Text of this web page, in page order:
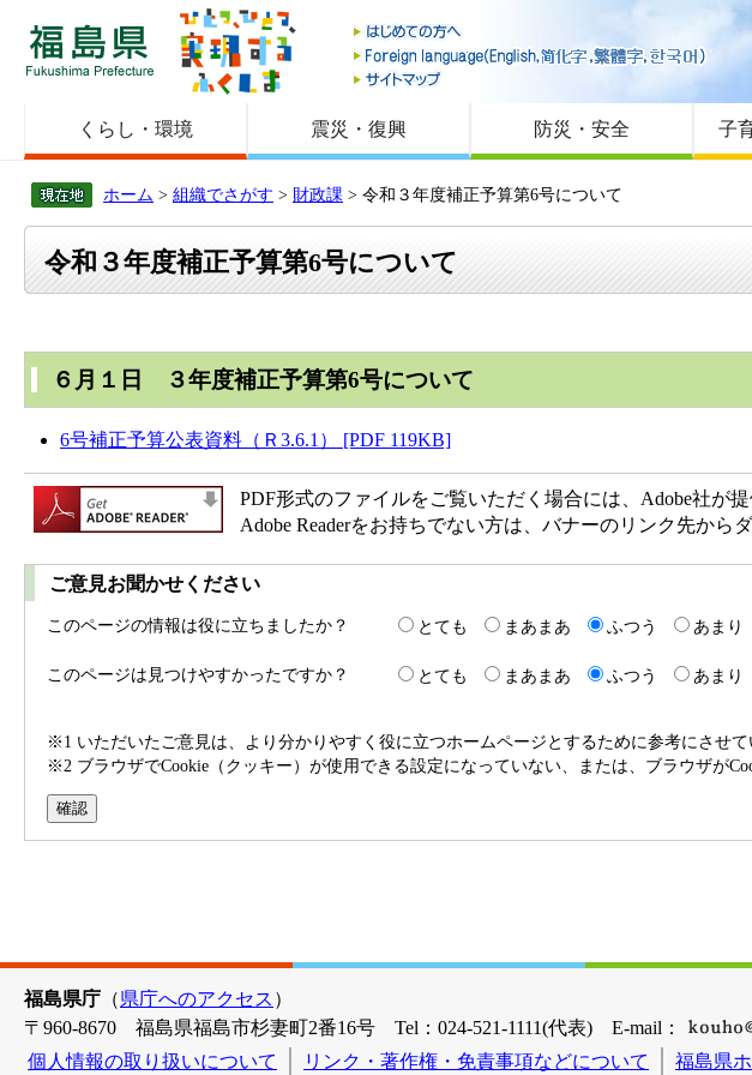
福島県
は
サイ
くらし・環境 震災・復興 防災・安全 子
ホーム > 組織でさがす > 財政課 > 令和３年度補正予算第6号について
令和３年度補正予算第6号について
６月１日 ３年度補正予算第6号について
6号補正予算公表資料（Ｒ3.6.1） [PDF 119KB]
PDF形式のファイルをご覧いただく場合には、Adobe社が提
Adobe Readerをお持ちでない方は、バナーのリンク先から
ご意見お聞かせください
このページの情報は役に立ちましたか？ とても まあまあ ふつう あまり
このページは見つけやすかったですか？
とても まあまあ ふつう あまり
※1 いただいたご意見は、より分かりやすく役に立つホームページとするために参考にさせ
※2 ブラウザでCookie（クッキー）が使用できる設定になっていない、または、ブラウザが
福島県庁 （県庁へのアクセス ）
〒960-8670 福島県福島市杉妻町2番16号 Tel：024-521-1111(代表) E-mail：
個人情報の取り扱いについて
リンク・著作権・免責事項などについて 福島県